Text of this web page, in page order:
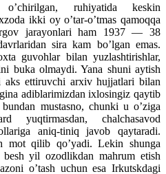
o’chirilgan, ruhiyatida keskin
ikki oy o’tar-o’tmas qamoqqa
jarayonlari ham 1937 — 38
sira kam bo’lgan emas.
guvohlar bilan yuzlashtirishlar,
buka olmaydi. Yana shuni aytish
aks ettiruvchi arxiv hujjatlari bilan
adiblarimizdan ixlosingiz qaytib
mustasno, chunki u o’ziga
yuqtirmasdan, chalchasavod
aniq-tiniq javob qaytaradi.
mot qilib qo’yadi. Lekin shunga
yil ozodlikdan mahrum etish
o’tash uchun esa Irkutskdagi